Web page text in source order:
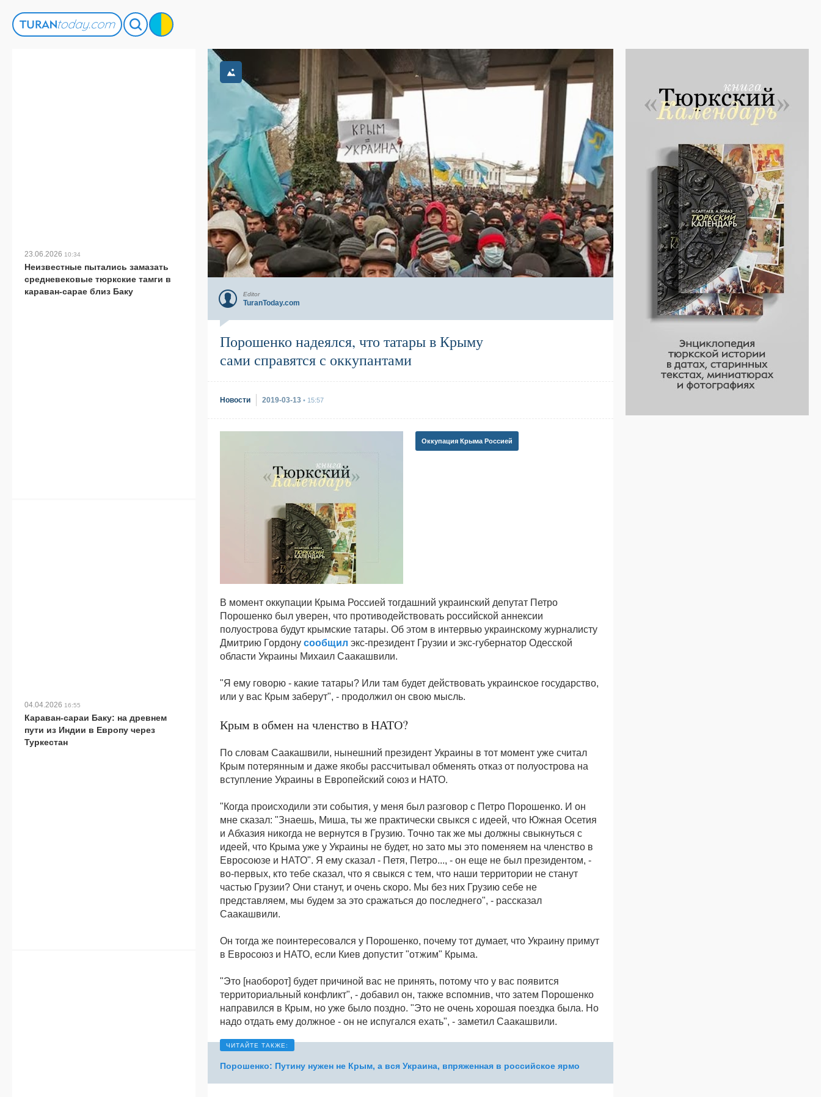
Editor
TuranToday.com
Порошенко надеялся, что татары в Крыму
сами справятся с оккупантами
Новости 2019-03-13 • 15:57
Оккупация Крыма Россией
В момент оккупации Крыма Россией тогдашний украинский депутат Петро
Порошенко был уверен, что противодействовать российской аннексии
полуострова будут крымские татары. Об этом в интервью украинскому журналисту
Дмитрию Гордону сообщил экс-президент Грузии и экс-губернатор Одесской
области Украины Михаил Саакашвили.
"Я ему говорю - какие татары? Или там будет действовать украинское государство,
или у вас Крым заберут", - продолжил он свою мысль.
Крым в обмен на членство в НАТО?
По словам Саакашвили, нынешний президент Украины в тот момент уже считал
Крым потерянным и даже якобы рассчитывал обменять отказ от полуострова на
вступление Украины в Европейский союз и НАТО.
"Когда происходили эти события, у меня был разговор с Петро Порошенко. И он
мне сказал: "Знаешь, Миша, ты же практически свыкся с идеей, что Южная Осетия
и Абхазия никогда не вернутся в Грузию. Точно так же мы должны свыкнуться с
идеей, что Крыма уже у Украины не будет, но зато мы это поменяем на членство в
Евросоюзе и НАТО". Я ему сказал - Петя, Петро..., - он еще не был президентом, -
во-первых, кто тебе сказал, что я свыкся с тем, что наши территории не станут
частью Грузии? Они станут, и очень скоро. Мы без них Грузию себе не
представляем, мы будем за это сражаться до последнего", - рассказал
Саакашвили.
Он тогда же поинтересовался у Порошенко, почему тот думает, что Украину примут
в Евросоюз и НАТО, если Киев допустит "отжим" Крыма.
"Это [наоборот] будет причиной вас не принять, потому что у вас появится
территориальный конфликт", - добавил он, также вспомнив, что затем Порошенко
направился в Крым, но уже было поздно. "Это не очень хорошая поездка была. Но
надо отдать ему должное - он не испугался ехать", - заметил Саакашвили.
Порошенко: Путину нужен не Крым, а вся Украина, впряженная в российское ярмо
23.06.2026 10:34
Неизвестные пытались замазать
средневековые тюркские тамги в
караван-сарае близ Баку
04.04.2026 16:55
Караван-сараи Баку: на древнем
пути из Индии в Европу через
Туркестан